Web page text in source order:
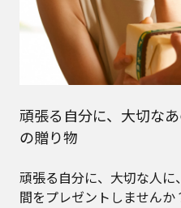
頑張る自分に、大切な
の贈り物
頑張る自分に、大切な人
間をプレゼントしませんか